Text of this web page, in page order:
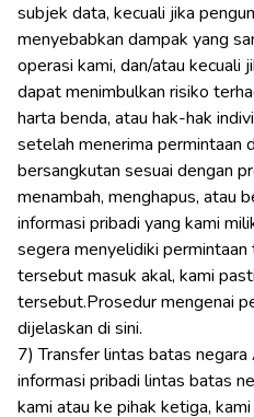
subjek data, kecuali jika
menyebabkan dampak yang
operasi kami, dan/atau kecuali
dapat menimbulkan risiko
harta benda, atau hak-hak
setelah menerima permintaan
bersangkutan sesuai dengan
menambah, menghapus, atau
informasi pribadi yang kami
segera menyelidiki
tersebut masuk akal, kami
tersebut.Prosedur mengenai
dijelaskan di sini.
7) Transfer lintas batas
informasi pribadi lintas batas
kami atau ke pihak ketiga,